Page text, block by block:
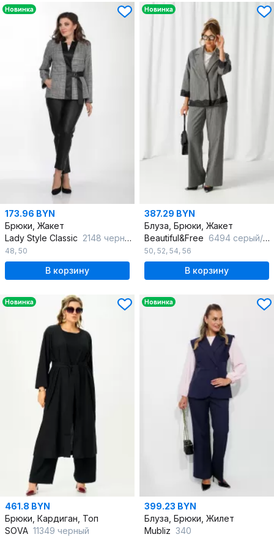
Новинка
173.96 BYN
Брюки, Жакет
Lady Style Classic 2148 черный_с_серым
48, 50
В корзину
Новинка
387.29 BYN
Блуза, Брюки, Жакет
Beautiful&Free 6494 серый/полоска
50, 52, 54, 56
В корзину
Новинка
461.8 BYN
Брюки, Кардиган, Топ
SOVA 11349 черный
Новинка
399.23 BYN
Блуза, Брюки, Жилет
Mubliz 340